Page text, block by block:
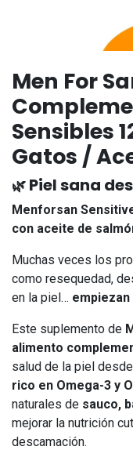
Men For
Sensibles
Gatos /
🌿 Piel sana
Menforsan
con aceite de
Muchas veces los
como resequedad,
en la piel…
Este suplemento de
alimento
salud de la piel
rico en Omega-3 y
naturales de sauco,
mejorar la nutrición
descamación.